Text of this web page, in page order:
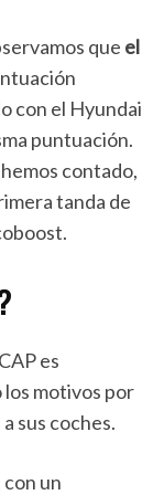
que el
con el Hyundai
puntuación.
contado,
tanda de
es
motivos por
sus coches.
un